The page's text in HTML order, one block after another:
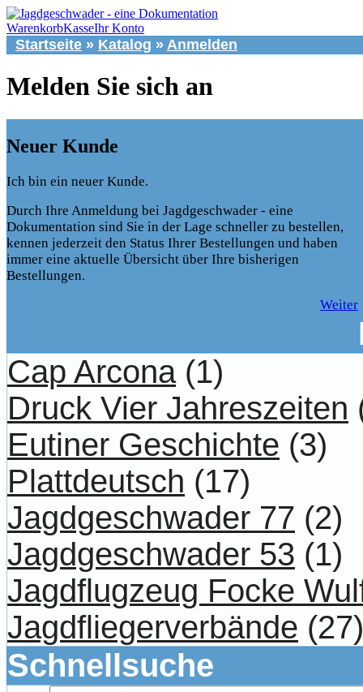
WarenkorbKasseIhr Konto
Startseite » Katalog » Anmelden
Melden Sie sich an
Neuer Kunde
Ich bin ein neuer Kunde.
Durch Ihre Anmeldung bei Jagdgeschwader - eine
Dokumentation sind Sie in der Lage schneller zu bestellen,
kennen jederzeit den Status Ihrer Bestellungen und haben
immer eine aktuelle Übersicht über Ihre bisherigen
Bestellungen.
Weiter
Cap Arcona(1)
Druck Vier Jahreszeiten
Eutiner Geschichte (3)
Plattdeutsch (17)
Jagdgeschwader 77 (2)
Jagdgeschwader 53 (1)
Jagdflugzeug Focke
Jagdfliegerverbände (27)
Schnellsuche